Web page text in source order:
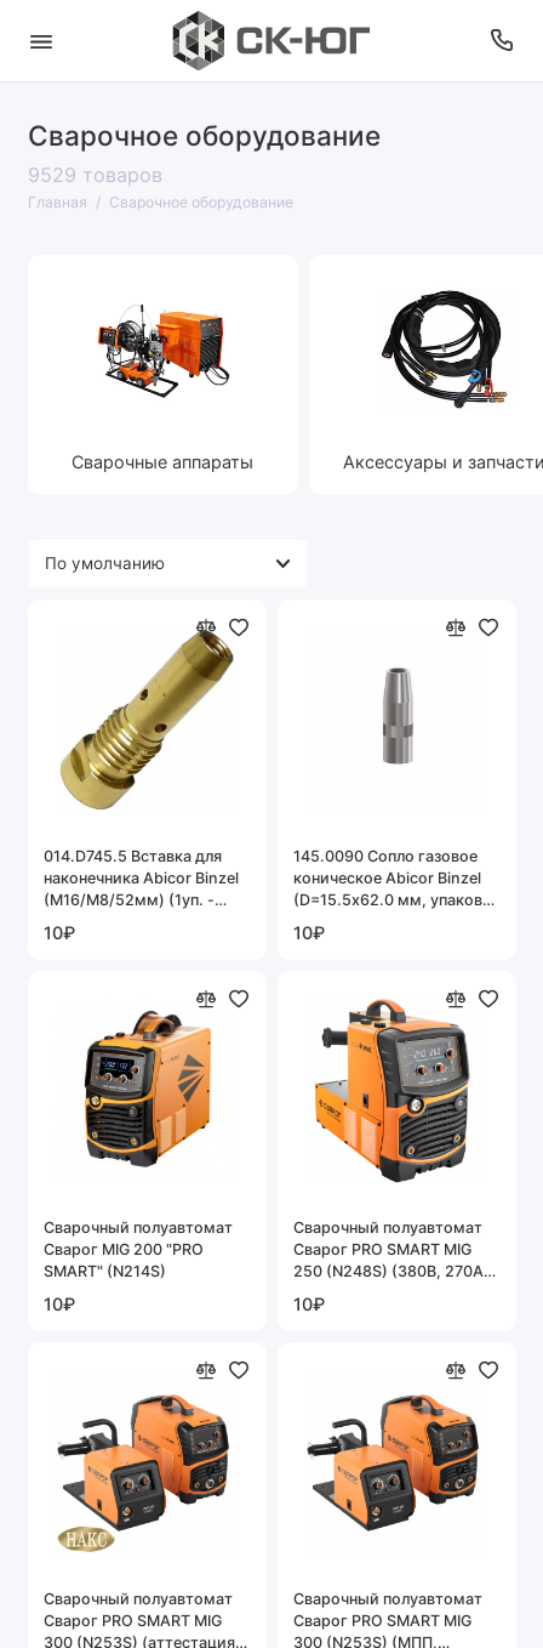
Сварочное оборудование
9529 товаров
Главная Сварочное оборудование
Сварочные аппараты Аксессуары и
014.D745.5 Вставка для
наконечника Abicor Binzel
(M16/M8/52мм) (1уп. -
10₽
145.0090 Сопло газовое
коническое Abicor Binzel
(D=15.5х62.0 мм, упаковка
10₽
Cварочный полуавтомат
Сварог MIG 200 "PRO
SMART" (N214S)
10₽
Cварочный полуавтомат
Сварог PRO SMART MIG
250 (N248S) (380В, 270А,
синергетика)
10₽
Cварочный полуавтомат
Сварог PRO SMART MIG
300 (N253S) (аттестация
Cварочный полуавтомат
Сварог PRO SMART MIG
300 (N253S) (МПП,